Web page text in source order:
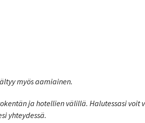
myös aamiainen.
ja hotellien välillä. Halutessasi voit
yhteydessä.